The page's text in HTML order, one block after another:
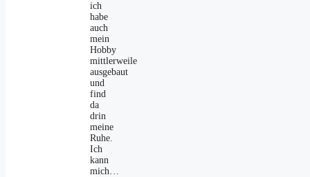
ich
habe
auch
mein
Hobby
mittlerweile
ausgebaut
und
find
da
drin
meine
Ruhe.
Ich
kann
mich…